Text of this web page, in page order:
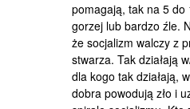
pomagają, tak na 5 do
gorzej lub bardzo źle.
że socjalizm walczy z
stwarza. Tak działają
dla kogo tak działają,
dobra powodują zło i